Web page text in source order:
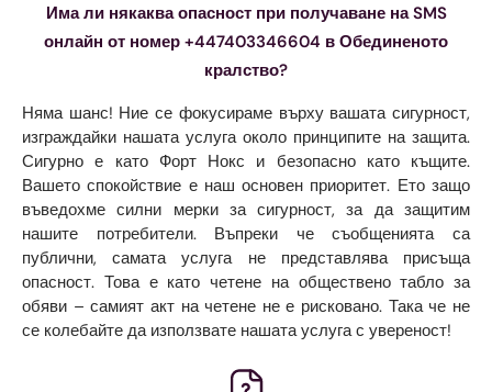
Има ли някаква опасност при получаване на SMS
онлайн от номер +447403346604 в Обединеното
кралство?
Няма шанс! Ние се фокусираме върху вашата сигурност,
изграждайки нашата услуга около принципите на защита.
Сигурно е като Форт Нокс и безопасно като къщите.
Вашето спокойствие е наш основен приоритет. Ето защо
въведохме силни мерки за сигурност, за да защитим
нашите потребители. Въпреки че съобщенията са
публични, самата услуга не представлява присъща
опасност. Това е като четене на обществено табло за
обяви – самият акт на четене не е рисковано. Така че не
се колебайте да използвате нашата услуга с увереност!